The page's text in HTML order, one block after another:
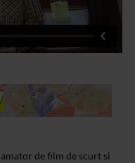
de film de scurt si